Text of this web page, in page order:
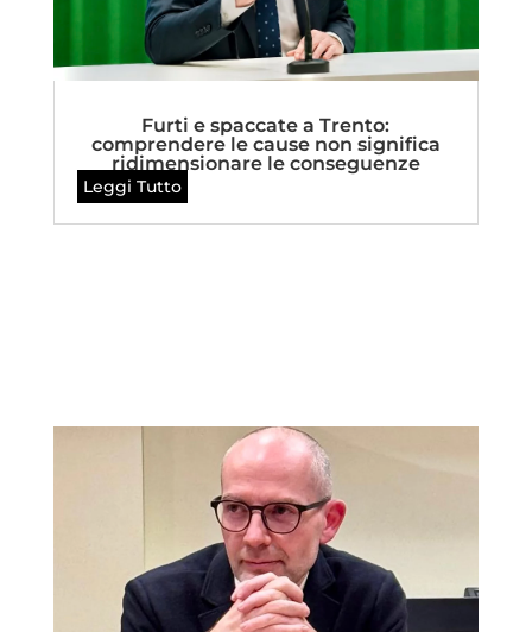
Furti e spaccate a Trento:
comprendere le cause non significa
ridimensionare le conseguenze
Leggi Tutto